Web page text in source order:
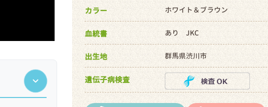
カラー ホワイト＆ブラウン
血統書 あり JKC
出生地 群馬県渋川市
遺伝子病検査